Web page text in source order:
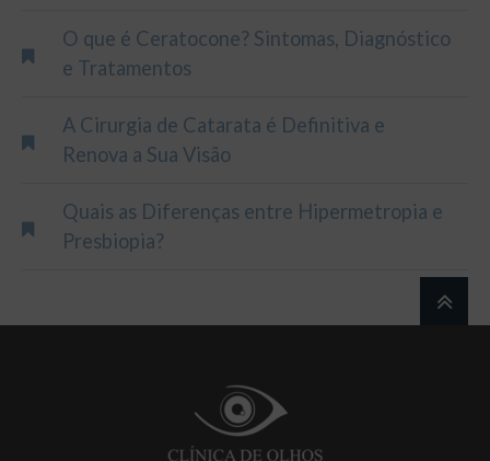
O que é Ceratocone? Sintomas, Diagnóstico
e Tratamentos
A Cirurgia de Catarata é Definitiva e
Renova a Sua Visão
Quais as Diferenças entre Hipermetropia e
Presbiopia?